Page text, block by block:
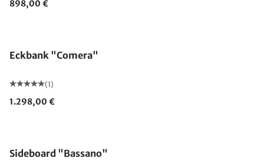
898,00 €
Eckbank "Comera"
(1)
1.298,00 €
Sideboard "Bassano"